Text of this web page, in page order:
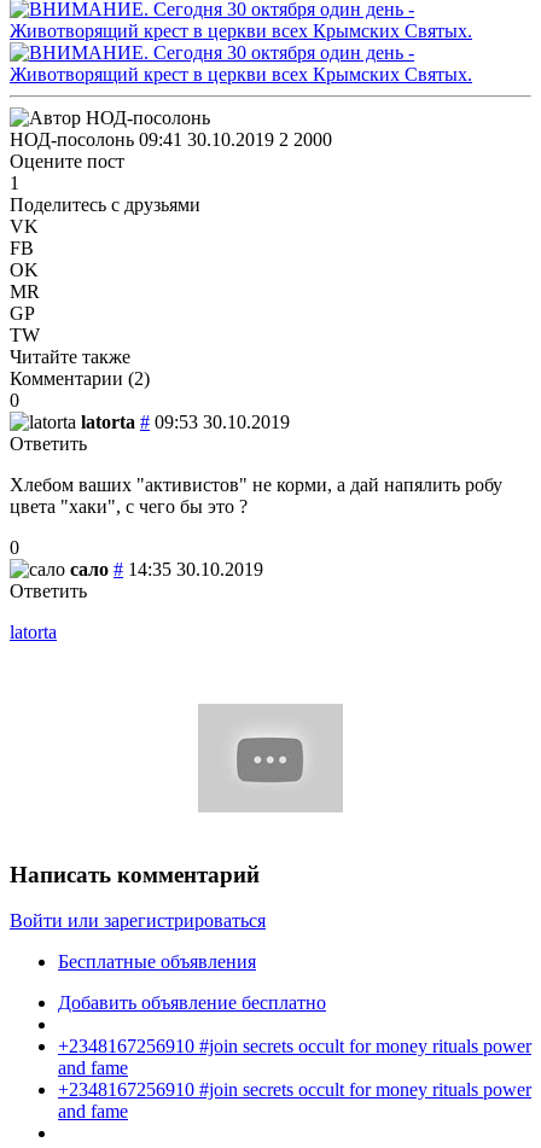
НОД-посолонь 09:41 30.10.2019 2 2000
Оцените пост
1
Поделитесь с друзьями
VK
FB
OK
MR
GP
TW
Читайте также
Комментарии (2)
0
latorta # 09:53 30.10.2019
Ответить
Хлебом ваших "активистов" не корми, а дай напялить робу
цвета "хаки", с чего бы это ?
0
сало # 14:35 30.10.2019
Ответить
latorta
Написать комментарий
Войти или зарегистрироваться
Бесплатные объявления
Добавить объявление бесплатно
+2348167256910 #join secrets occult for money rituals power
and fame
+2348167256910 #join secrets occult for money rituals power
and fame